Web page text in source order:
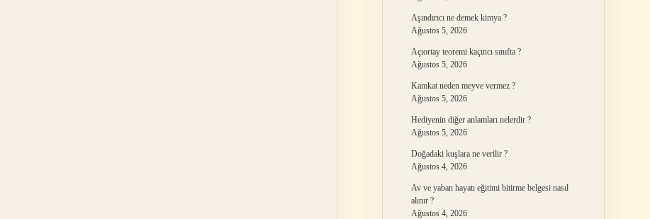
Aşındırıcı ne demek kimya ?
Ağustos 5, 2026
Açıortay teoremi kaçıncı sınıfta ?
Ağustos 5, 2026
Kamkat neden meyve vermez ?
Ağustos 5, 2026
Hediyenin diğer anlamları nelerdir ?
Ağustos 5, 2026
Doğadaki kuşlara ne verilir ?
Ağustos 4, 2026
Av ve yaban hayatı eğitimi bitirme belgesi nasıl
alınır ?
Ağustos 4, 2026